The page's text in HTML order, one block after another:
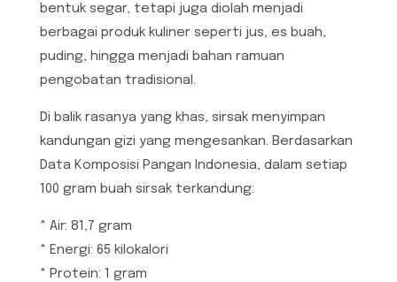
bentuk segar, tetapi juga diolah menjadi
berbagai produk kuliner seperti jus, es buah,
puding, hingga menjadi bahan ramuan
pengobatan tradisional.
Di balik rasanya yang khas, sirsak menyimpan
kandungan gizi yang mengesankan. Berdasarkan
Data Komposisi Pangan Indonesia, dalam setiap
100 gram buah sirsak terkandung:
* Air: 81,7 gram
* Energi: 65 kilokalori
* Protein: 1 gram